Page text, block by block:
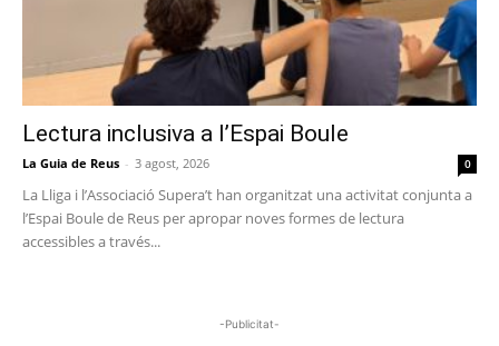
Lectura inclusiva a l’Espai Boule
La Guia de Reus - 3 agost, 2026 0
La Lliga i l’Associació Supera’t han organitzat una activitat conjunta a
l’Espai Boule de Reus per apropar noves formes de lectura
accessibles a través...
-Publicitat-